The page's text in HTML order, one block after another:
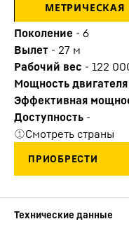
МЕТРИЧЕСКАЯ
Поколение - 6
Вылет - 27 м
Рабочий вес - 122
Мощность
Эффективная
Доступность -
Смотреть страны